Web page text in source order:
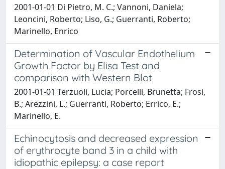
2001-01-01 Di Pietro, M. C.; Vannoni, Daniela;
Leoncini, Roberto; Liso, G.; Guerranti, Roberto;
Marinello, Enrico
Determination of Vascular Endothelium
Growth Factor by Elisa Test and
comparison with Western Blot
2001-01-01 Terzuoli, Lucia; Porcelli, Brunetta; Frosi,
B.; Arezzini, L.; Guerranti, Roberto; Errico, E.;
Marinello, E.
Echinocytosis and decreased expression
of erythrocyte band 3 in a child with
idiopathic epilepsy: a case report